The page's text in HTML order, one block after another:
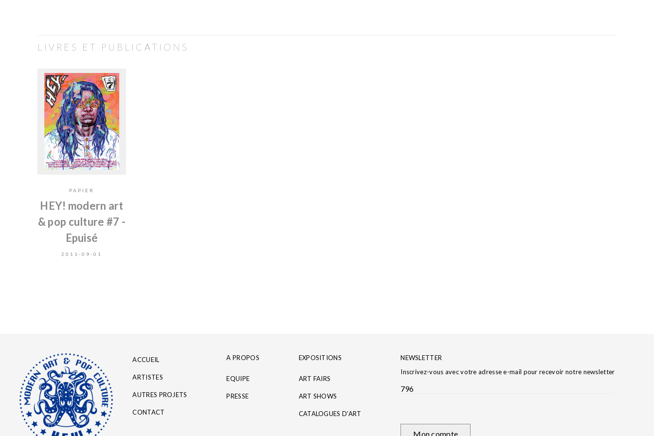
LIVRES ET PUBLICATIONS
PAPIER
HEY! modern art
& pop culture #7 -
Epuisé
2011-09-01
ACCUEIL
ARTISTES
AUTRES PROJETS
CONTACT
A PROPOS
EQUIPE
PRESSE
EXPOSITIONS
ART FAIRS
ART SHOWS
CATALOGUES D'ART
NEWSLETTER
Inscrivez-vous avec votre adresse e-mail pour recevoir notre newsletter
796
Mon compte